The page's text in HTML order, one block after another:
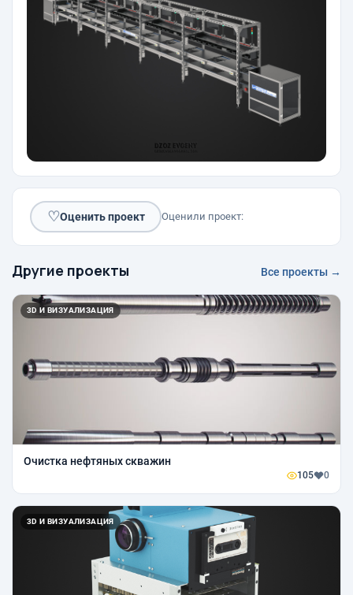
♡Оценить проект Оценили проект:
Другие проекты Все проекты →
3D И ВИЗУАЛИЗАЦИЯ
Очистка нефтяных скважин
105 0
3D И ВИЗУАЛИЗАЦИЯ